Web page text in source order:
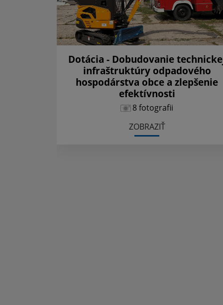
Dotácia - Dobudovanie
infraštruktúry odpadového
hospodárstva obce a zlepšenie
efektívnosti
8 fotografii
ZOBRAZIŤ